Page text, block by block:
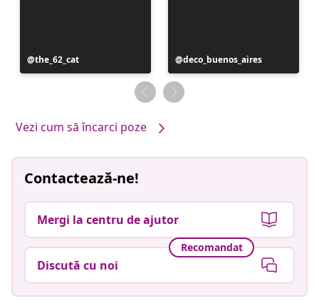
Postare
publicată
the_62_cat
Postare
publicată
de
deco_buenos_aires
Vezi cum să încarci poze
Contactează-ne!
Mergi la centru de ajutor
Recomandat
Discută cu noi